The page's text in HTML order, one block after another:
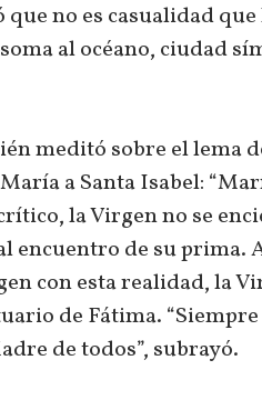
que no es casualidad
al océano, ciudad
meditó sobre el lema
a Santa Isabel:
la Virgen no se
encuentro de su prima.
con esta realidad, la
de Fátima.
de todos”, subrayó.